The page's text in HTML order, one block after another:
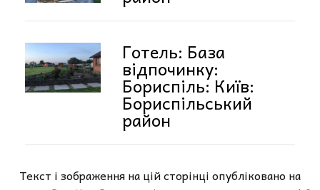
Готель: База
відпочинку:
Бориспіль: Київ:
Бориспільський
район
Текст і зображення на цій сторінці опубліковано на